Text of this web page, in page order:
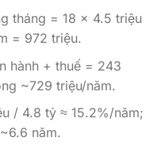
tháng = 18 x 4.5 triệu
= 972 triệu.
hành + thuế = 243
~729 triệu/năm.
/ 4.8 tỷ ≈ 15.2%/năm;
năm.